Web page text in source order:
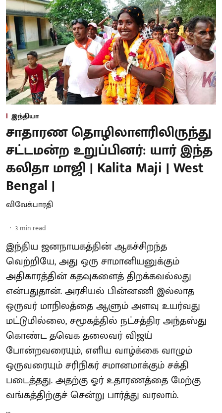
இந்தியா
சாதாரண தொழிலாளரிலிருந்து
சட்டமன்ற உறுப்பினர்: யார் இந்த
கலிதா மாஜி | Kalita Maji | West
Bengal |
விவேக்பாரதி
3 min read
இந்திய ஜனநாயகத்தின் ஆகச்சிறந்த
வெற்றியே, அது ஒரு சாமானியனுக்கும்
அதிகாரத்தின் கதவுகளைத் திறக்கவல்லது
என்பதுதான். அரசியல் பின்னணி இல்லாத
ஒருவர் மாநிலத்தை ஆளும் அளவு உயர்வது
மட்டுமில்லை, சமூகத்தில் நட்சத்திர அந்தஸ்து
கொண்ட தவெக தலைவர் விஜய்
போன்றவரையும், எளிய வாழ்க்கை வாழும்
ஒருவரையும் சரிநிகர் சமானமாக்கும் சக்தி
படைத்தது. அதற்கு ஓர் உதாரணத்தை மேற்கு
வங்கத்திற்குச் சென்று பார்த்து வரலாம்.